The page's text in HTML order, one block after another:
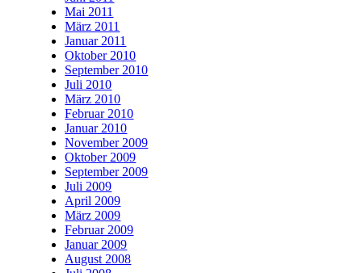
Mai 2011
März 2011
Januar 2011
Oktober 2010
September 2010
Juli 2010
März 2010
Februar 2010
Januar 2010
November 2009
Oktober 2009
September 2009
Juli 2009
April 2009
März 2009
Februar 2009
Januar 2009
August 2008